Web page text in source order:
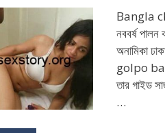
Bangla
নববর্ষ
অনামিকা
golpo
তার গাইড
…